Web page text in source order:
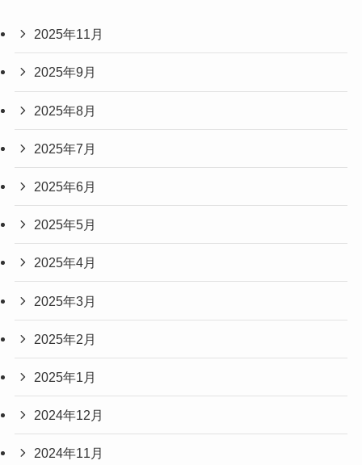
2025年11月
2025年9月
2025年8月
2025年7月
2025年6月
2025年5月
2025年4月
2025年3月
2025年2月
2025年1月
2024年12月
2024年11月